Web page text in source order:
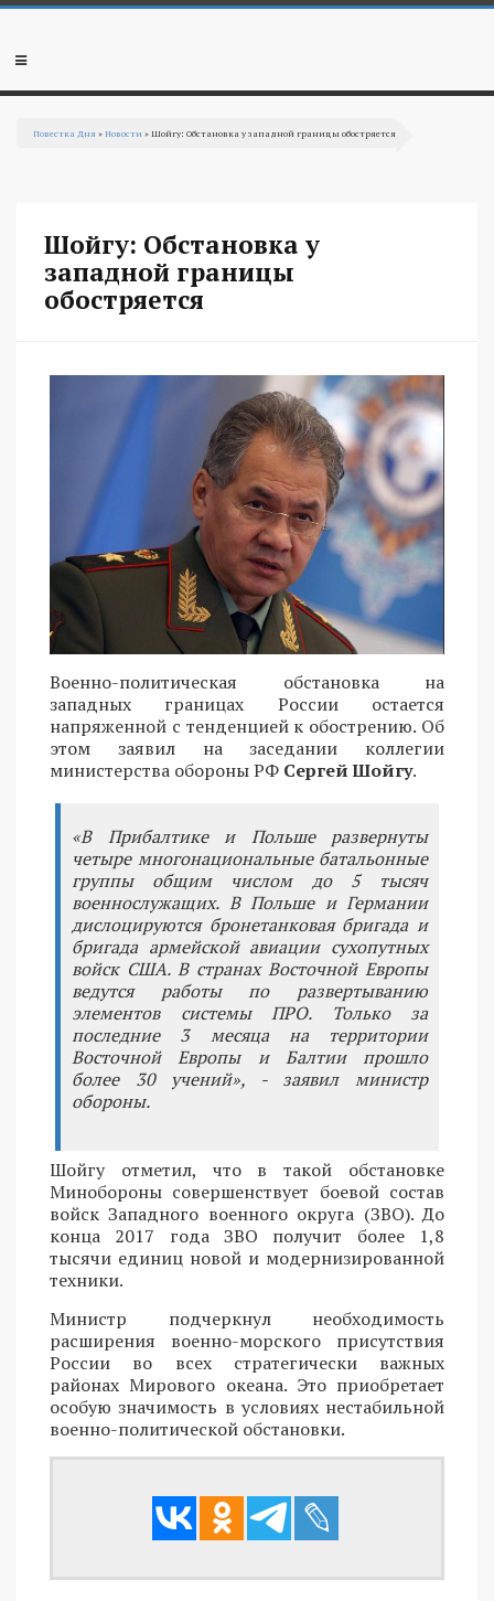
Перейти к основному содержанию
Мобильное
Повестка Дня »Новости » Шойгу: Обстановка у западной границы обостряется
Шойгу: Обстановка у
западной границы
обостряется
Военно-политическая обстановка на
западных границах России остается
напряженной с тенденцией к обострению. Об
этом заявил на заседании коллегии
министерства обороны РФ Сергей Шойгу.
«В Прибалтике и Польше развернуты
четыре многонациональные батальонные
группы общим числом до 5 тысяч
военнослужащих. В Польше и Германии
дислоцируются бронетанковая бригада и
бригада армейской авиации сухопутных
войск США. В странах Восточной Европы
ведутся работы по развертыванию
элементов системы ПРО. Только за
последние 3 месяца на территории
Восточной Европы и Балтии прошло
более 30 учений», - заявил министр
обороны.
Шойгу отметил, что в такой обстановке
Минобороны совершенствует боевой состав
войск Западного военного округа (ЗВО). До
конца 2017 года ЗВО получит более 1,8
тысячи единиц новой и модернизированной
техники.
Министр подчеркнул необходимость
расширения военно-морского присутствия
России во всех стратегически важных
районах Мирового океана. Это приобретает
особую значимость в условиях нестабильной
военно-политической обстановки.